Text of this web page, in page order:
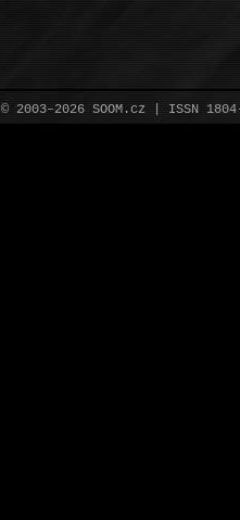
© 2003–2026 SOOM.cz | ISSN